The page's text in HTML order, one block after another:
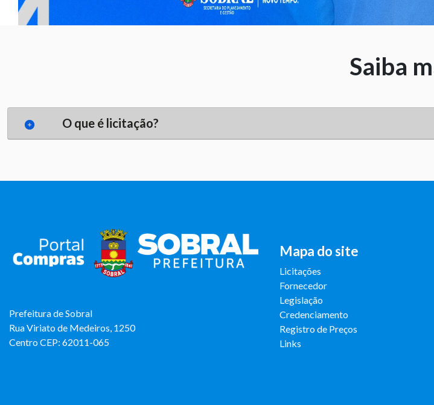
Saiba
O que é licitação?
Prefeitura de Sobral
Rua Viriato de Medeiros, 1250
Centro CEP: 62011-065
Mapa do site
Licitações
Fornecedor
Legislação
Credenciamento
Registro de Preços
Links